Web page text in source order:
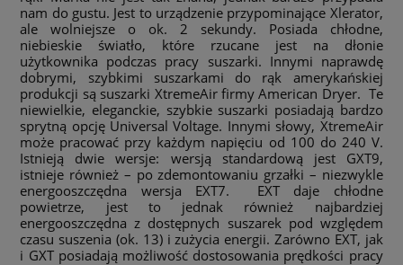
nam do gustu. Jest to urządzenie przypominające Xlerator,
ale wolniejsze o ok. 2 sekundy. Posiada chłodne,
niebieskie światło, które rzucane jest na dłonie
użytkownika podczas pracy suszarki. Innymi naprawdę
dobrymi, szybkimi suszarkami do rąk amerykańskiej
produkcji są suszarki XtremeAir firmy American Dryer. Te
niewielkie, eleganckie, szybkie suszarki posiadają bardzo
sprytną opcję Universal Voltage. Innymi słowy, XtremeAir
może pracować przy każdym napięciu od 100 do 240 V.
Istnieją dwie wersje: wersją standardową jest GXT9,
istnieje również – po zdemontowaniu grzałki – niezwykle
energooszczędna wersja EXT7. EXT daje chłodne
powietrze, jest to jednak również najbardziej
energooszczędna z dostępnych suszarek pod względem
czasu suszenia (ok. 13) i zużycia energii. Zarówno EXT, jak
i GXT posiadają możliwość dostosowania prędkości pracy